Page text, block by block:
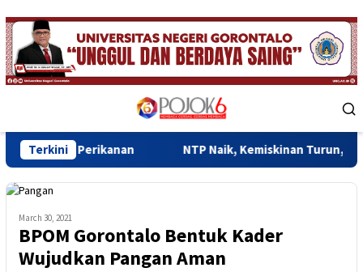
Skip
to
content
Menu
Terkini NTP Naik, Kemiskinan Turun, Ekonomi
March 30, 2021
BPOM Gorontalo Bentuk Kader
Wujudkan Pangan Aman